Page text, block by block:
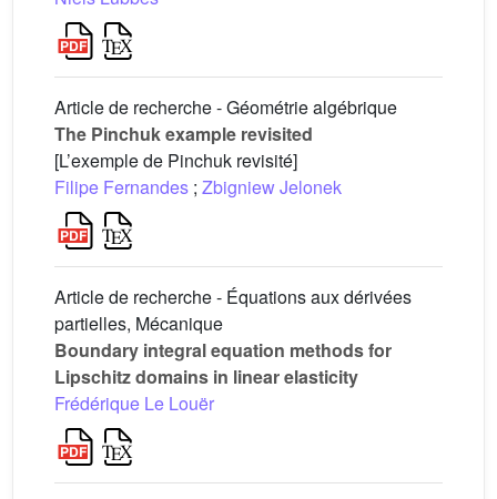
Article de recherche - Géométrie algébrique
The Pinchuk example revisited
[L’exemple de Pinchuk revisité]
Filipe Fernandes ; Zbigniew Jelonek
Article de recherche - Équations aux dérivées
partielles, Mécanique
Boundary integral equation methods for
Lipschitz domains in linear elasticity
Frédérique Le Louër